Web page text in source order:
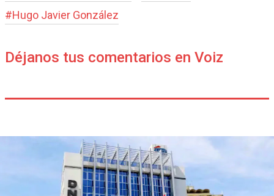
#Hugo Javier González
Déjanos tus comentarios en Voiz